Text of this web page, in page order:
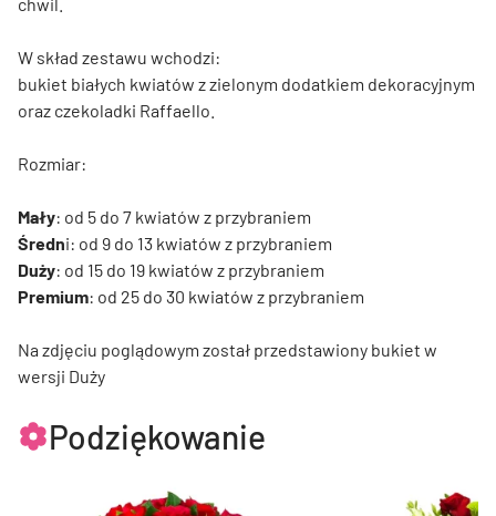
W skład zestawu wchodzi:
bukiet białych kwiatów z zielonym dodatkiem dekoracyjnym
oraz czekoladki Raffaello.
Rozmiar:
Mały: od 5 do 7 kwiatów z przybraniem
Średni: od 9 do 13 kwiatów z przybraniem
Duży: od 15 do 19 kwiatów z przybraniem
Premium: od 25 do 30 kwiatów z przybraniem
Na zdjęciu poglądowym został przedstawiony bukiet w
wersji Duży
Podziękowanie